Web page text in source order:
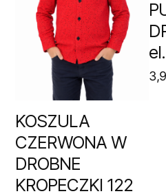
KOSZULA
CZERWONA W
DROBNE
KROPECZKI 122